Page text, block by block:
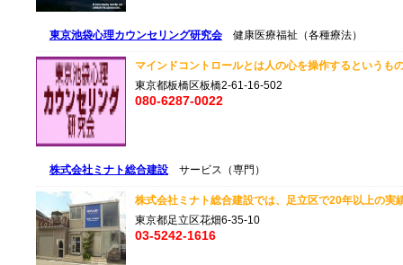
東京池袋心理カウンセリング研究会 健康医療福祉（各種療法）
マインドコントロールとは人の心を操作するという
東京都板橋区板橋2-61-16-502
080-6287-0022
株式会社ミナト総合建設 サービス（専門）
株式会社ミナト総合建設では、足立区で20年以上の
東京都足立区花畑6-35-10
03-5242-1616